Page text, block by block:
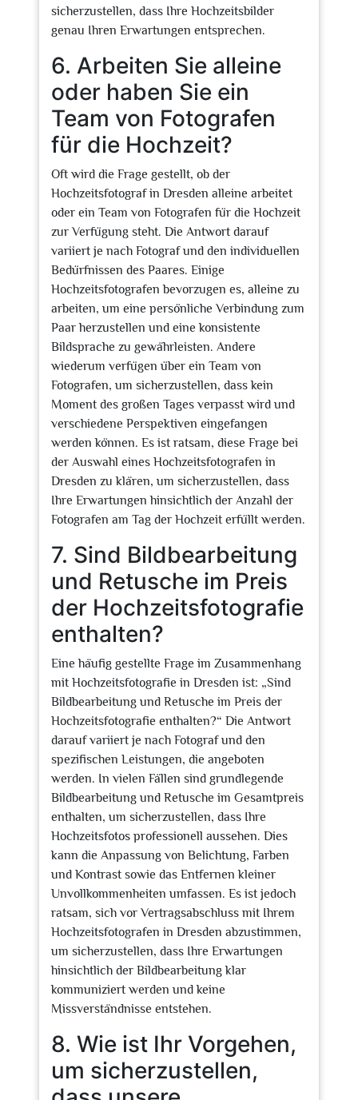
sicherzustellen, dass Ihre Hochzeitsbilder
genau Ihren Erwartungen entsprechen.
6. Arbeiten Sie alleine
oder haben Sie ein
Team von Fotografen
für die Hochzeit?
Oft wird die Frage gestellt, ob der
Hochzeitsfotograf in Dresden alleine arbeitet
oder ein Team von Fotografen für die Hochzeit
zur Verfügung steht. Die Antwort darauf
variiert je nach Fotograf und den individuellen
Bedürfnissen des Paares. Einige
Hochzeitsfotografen bevorzugen es, alleine zu
arbeiten, um eine persönliche Verbindung zum
Paar herzustellen und eine konsistente
Bildsprache zu gewährleisten. Andere
wiederum verfügen über ein Team von
Fotografen, um sicherzustellen, dass kein
Moment des großen Tages verpasst wird und
verschiedene Perspektiven eingefangen
werden können. Es ist ratsam, diese Frage bei
der Auswahl eines Hochzeitsfotografen in
Dresden zu klären, um sicherzustellen, dass
Ihre Erwartungen hinsichtlich der Anzahl der
Fotografen am Tag der Hochzeit erfüllt werden.
7. Sind Bildbearbeitung
und Retusche im Preis
der Hochzeitsfotografie
enthalten?
Eine häufig gestellte Frage im Zusammenhang
mit Hochzeitsfotografie in Dresden ist: „Sind
Bildbearbeitung und Retusche im Preis der
Hochzeitsfotografie enthalten?“ Die Antwort
darauf variiert je nach Fotograf und den
spezifischen Leistungen, die angeboten
werden. In vielen Fällen sind grundlegende
Bildbearbeitung und Retusche im Gesamtpreis
enthalten, um sicherzustellen, dass Ihre
Hochzeitsfotos professionell aussehen. Dies
kann die Anpassung von Belichtung, Farben
und Kontrast sowie das Entfernen kleiner
Unvollkommenheiten umfassen. Es ist jedoch
ratsam, sich vor Vertragsabschluss mit Ihrem
Hochzeitsfotografen in Dresden abzustimmen,
um sicherzustellen, dass Ihre Erwartungen
hinsichtlich der Bildbearbeitung klar
kommuniziert werden und keine
Missverständnisse entstehen.
8. Wie ist Ihr Vorgehen,
um sicherzustellen,